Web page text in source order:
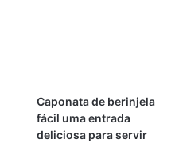
Caponata de berinjela
fácil uma entrada
deliciosa para servir